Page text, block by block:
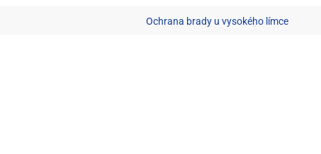
Ochrana brady u vysokého límce